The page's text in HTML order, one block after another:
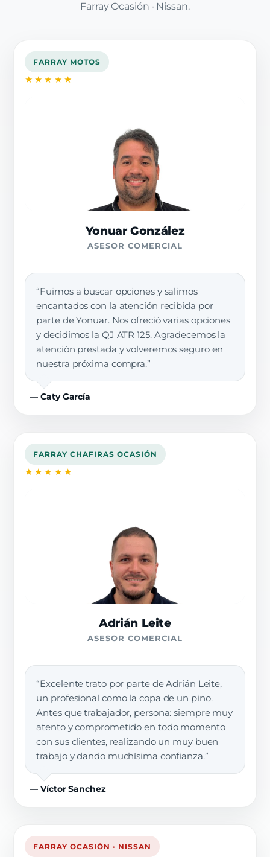
Farray Ocasión · Nissan.
FARRAY MOTOS
★★★★★
Yonuar González
ASESOR COMERCIAL
“Fuimos a buscar opciones y salimos
encantados con la atención recibida por
parte de Yonuar. Nos ofreció varias opciones
y decidimos la QJ ATR 125. Agradecemos la
atención prestada y volveremos seguro en
nuestra próxima compra.”
— Caty García
FARRAY CHAFIRAS OCASIÓN
★★★★★
Adrián Leite
ASESOR COMERCIAL
“Excelente trato por parte de Adrián Leite,
un profesional como la copa de un pino.
Antes que trabajador, persona: siempre muy
atento y comprometido en todo momento
con sus clientes, realizando un muy buen
trabajo y dando muchísima confianza.”
— Víctor Sanchez
FARRAY OCASIÓN · NISSAN